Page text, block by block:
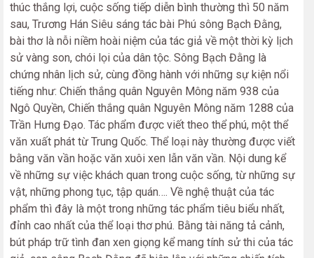
thúc thắng lợi, cuộc sống tiếp diễn bình thường thì 50 năm
sau, Trương Hán Siêu sáng tác bài Phú sông Bạch Đằng,
bài thơ là nỗi niềm hoài niệm của tác giả về một thời kỳ lịch
sử vàng son, chói lọi của dân tộc. Sông Bạch Đằng là
chứng nhân lịch sử, cùng đồng hành với những sự kiện nổi
tiếng như: Chiến thắng quân Nguyên Mông năm 938 của
Ngô Quyền, Chiến thắng quân Nguyên Mông năm 1288 của
Trần Hưng Đạo. Tác phẩm được viết theo thể phú, một thể
văn xuất phát từ Trung Quốc. Thể loại này thường được viết
bằng văn vần hoặc văn xuôi xen lẫn văn vần. Nội dung kể
về những sự việc khách quan trong cuộc sống, từ những sự
vật, những phong tục, tập quán…. Về nghệ thuật của tác
phẩm thì đây là một trong những tác phẩm tiêu biểu nhất,
đỉnh cao nhất của thể loại thơ phú. Bằng tài năng tả cảnh,
bút pháp trữ tình đan xen giọng kể mang tính sử thi của tác